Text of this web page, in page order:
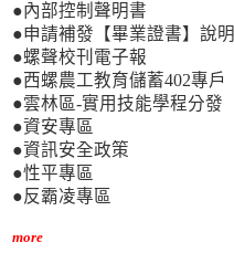
●內部控制聲明書
●申請補發【畢業證書】說明
●螺聲校刊電子報
●西螺農工教育儲蓄402專戶
●雲林區-實用技能學程分發
●資安專區
●資訊安全政策
●性平專區
●反霸凌專區
more